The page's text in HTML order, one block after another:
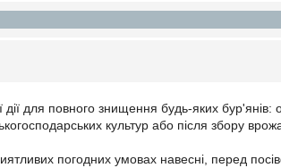
дії для повного знищення будь-яких бур'янів:
культур або після збору
погодних умовах навесні, перед